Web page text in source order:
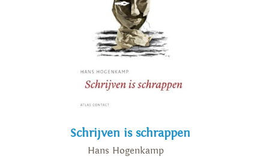
Schrijven is schrappen
Hans Hogenkamp